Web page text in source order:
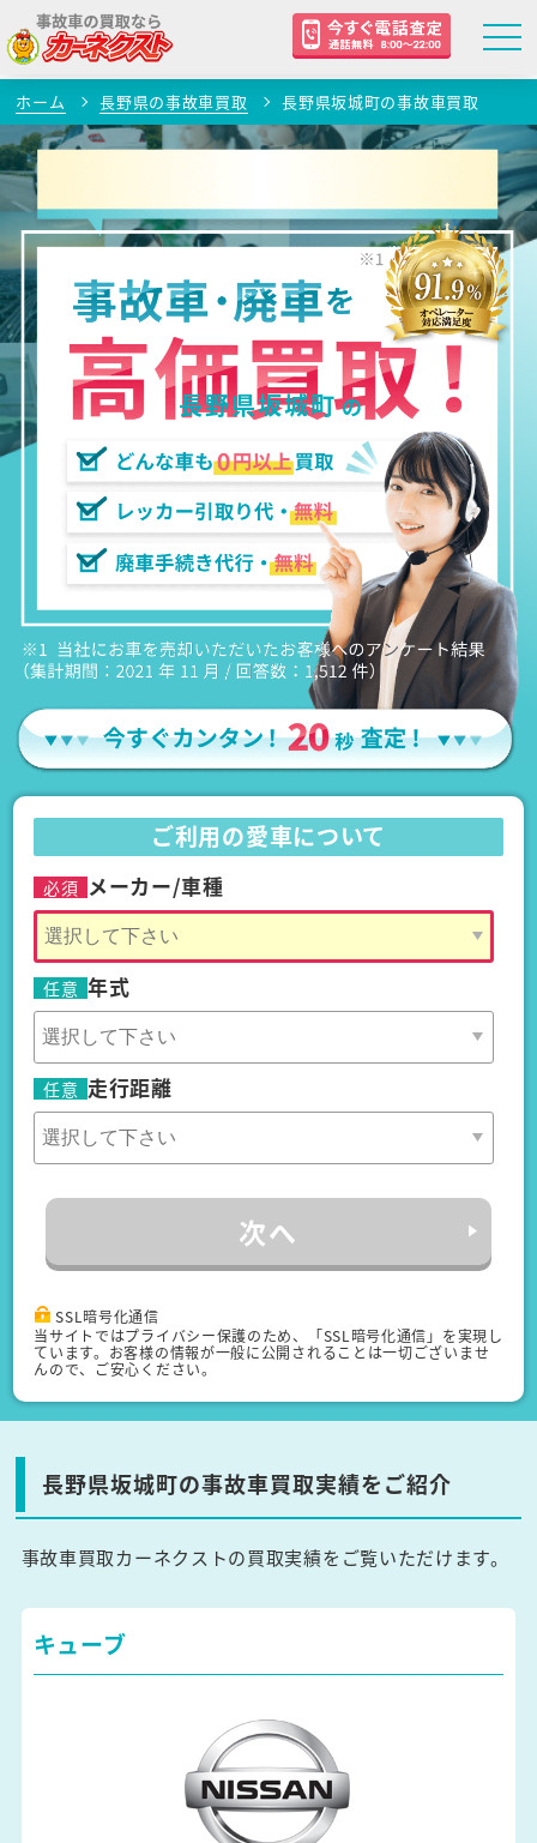
ホーム 長野県の事故車買取 長野県坂城町の事故車買取
長野県坂城町の
ご利用の愛車について
必須 メーカー/車種
任意 年式
任意 走行距離
次へ
SSL暗号化通信
当サイトではプライバシー保護のため、「SSL暗号化通信」を実現し
ています。お客様の情報が一般に公開されることは一切ございませ
んので、ご安心ください。
長野県坂城町の事故車買取実績をご紹介
事故車買取カーネクストの買取実績をご覧いただけます。
キューブ